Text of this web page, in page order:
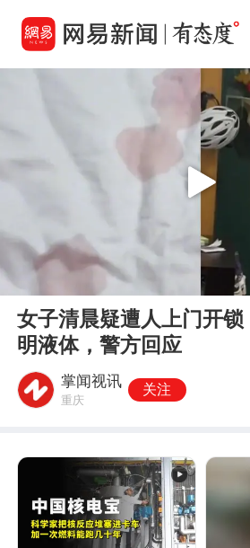
Play
女子清晨疑遭人上门开
明液体，警方回应
掌闻视讯
重庆
关注